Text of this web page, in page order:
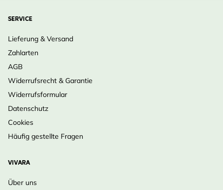
SERVICE
Lieferung & Versand
Zahlarten
AGB
Widerrufsrecht & Garantie
Widerrufsformular
Datenschutz
Cookies
Häufig gestellte Fragen
VIVARA
Über uns